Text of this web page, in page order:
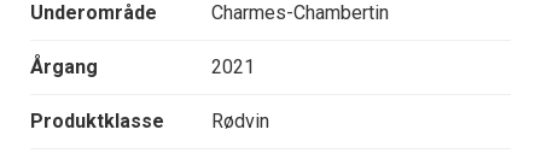
Underområde Charmes-Chambertin
Årgang 2021
Produktklasse Rødvin